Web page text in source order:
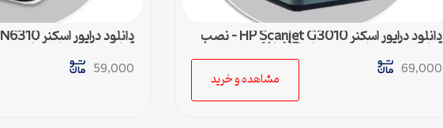
دانلود درایور اسکنر HP Scanjet G3010 – نصب
آسان و سریع برای ویندوزهای XP تا 11
69,000
مشاهده و خرید
آسان و سریع برای تمامی
59,000